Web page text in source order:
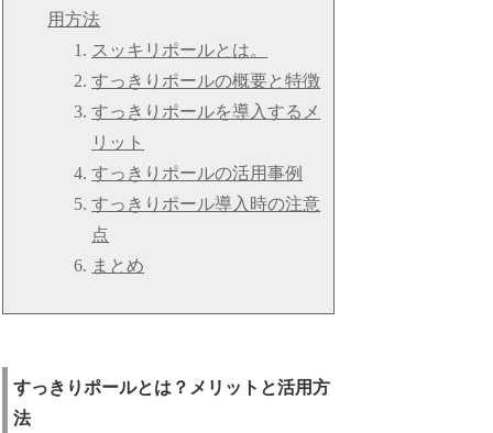
用方法
スッキリポールとは。
すっきりポールの概要と特徴
すっきりポールを導入するメ
リット
すっきりポールの活用事例
すっきりポール導入時の注意
点
まとめ
すっきりポールとは？メリットと活用方
法